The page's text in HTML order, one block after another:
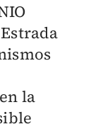
la